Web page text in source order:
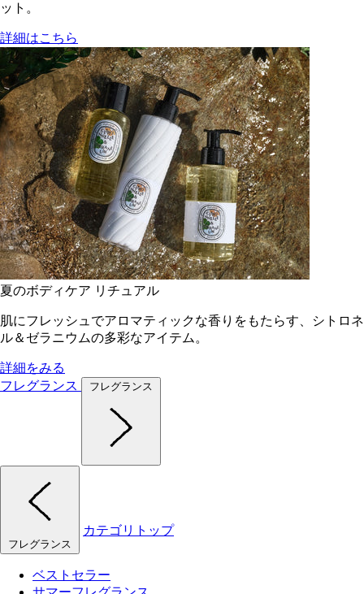
ット。
詳細はこちら
夏のボディケア リチュアル
肌にフレッシュでアロマティックな香りをもたらす、シトロネ
ル＆ゼラニウムの多彩なアイテム。
詳細をみる
フレグランス
フレグランス
フレグランス
カテゴリトップ
ベストセラー